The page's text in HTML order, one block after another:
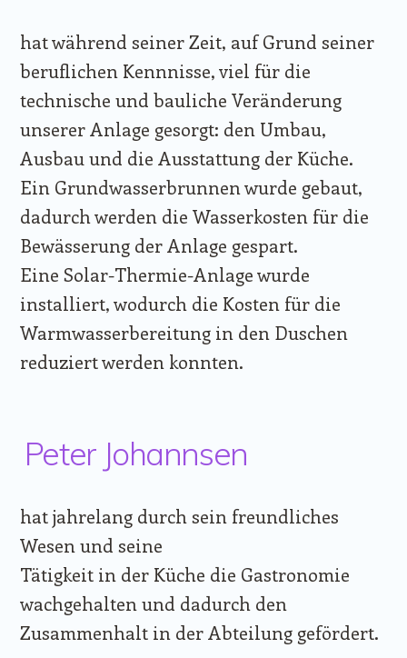
hat während seiner Zeit, auf Grund seiner
beruflichen Kennnisse, viel für die
technische und bauliche Veränderung
unserer Anlage gesorgt: den Umbau,
Ausbau und die Ausstattung der Küche.
Ein Grundwasserbrunnen wurde gebaut,
dadurch werden die Wasserkosten für die
Bewässerung der Anlage gespart.
Eine Solar-Thermie-Anlage wurde
installiert, wodurch die Kosten für die
Warmwasserbereitung in den Duschen
reduziert werden konnten.
Peter Johannsen
hat jahrelang durch sein freundliches
Wesen und seine
Tätigkeit in der Küche die Gastronomie
wachgehalten und dadurch den
Zusammenhalt in der Abteilung gefördert.